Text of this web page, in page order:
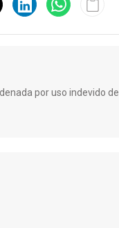
por uso indevido de